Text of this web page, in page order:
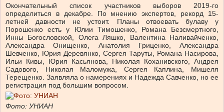
Окончательный список участников выборов 2019-го
определиться в декабре. По мнению экспертов, рекорд 15-
летней давности не устоит. Планы отвоевать булаву у
Порошенко есть у Юлии Тимошенко, Романа Безсмертного,
Инны Богословской, Олега Ляшко, Валентина Наливайченко,
Александра Онищенко, Анатолия Гриценко, Александра
Шевченко, Юрия Деревянко, Сергея Таруты, Романа Насирова,
Ильи Кивы, Юрия Касьянова, Николая Коханивского, Андрея
Садового, Николая Маломужа, Сергея Каплина, Мишеля
Терещенко. Заявляла о намерениях и Надежда Савченко, но ее
регистрация под большим вопросом.
Фото: УНИАН